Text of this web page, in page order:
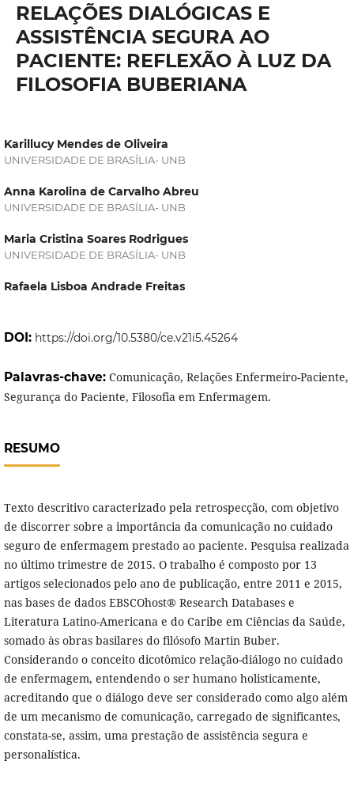
RELAÇÕES DIALÓGICAS E
ASSISTÊNCIA SEGURA AO
PACIENTE: REFLEXÃO À LUZ DA
FILOSOFIA BUBERIANA
Karillucy Mendes de Oliveira
UNIVERSIDADE DE BRASÍLIA- UNB
Anna Karolina de Carvalho Abreu
UNIVERSIDADE DE BRASÍLIA- UNB
Maria Cristina Soares Rodrigues
UNIVERSIDADE DE BRASÍLIA- UNB
Rafaela Lisboa Andrade Freitas
DOI: https://doi.org/10.5380/ce.v21i5.45264
Palavras-chave: Comunicação, Relações Enfermeiro-Paciente,
Segurança do Paciente, Filosofia em Enfermagem.
RESUMO
Texto descritivo caracterizado pela retrospecção, com objetivo
de discorrer sobre a importância da comunicação no cuidado
seguro de enfermagem prestado ao paciente. Pesquisa realizada
no último trimestre de 2015. O trabalho é composto por 13
artigos selecionados pelo ano de publicação, entre 2011 e 2015,
nas bases de dados EBSCOhost® Research Databases e
Literatura Latino-Americana e do Caribe em Ciências da Saúde,
somado às obras basilares do filósofo Martin Buber.
Considerando o conceito dicotômico relação-diálogo no cuidado
de enfermagem, entendendo o ser humano holisticamente,
acreditando que o diálogo deve ser considerado como algo além
de um mecanismo de comunicação, carregado de significantes,
constata-se, assim, uma prestação de assistência segura e
personalística.